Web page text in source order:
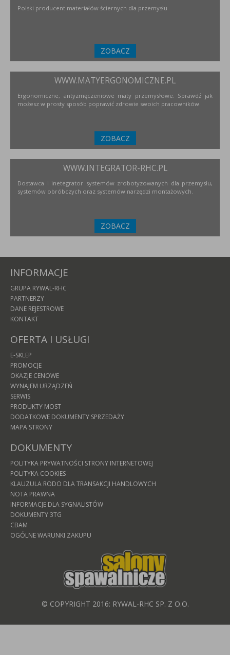
Polski producent materiałów ściernych dla przemysłu
ZOBACZ
WWW.MATYERGONOMICZNE.PL
Ergonomiczne, antyzmęczeniowe maty przemysłowe. Sprawdź jak
możesz w prosty sposób poprawić zdrowie swoich pracowników.
ZOBACZ
WWW.INTEGRATOR-RHC.PL
Dostawca i inetegrator systemów zrobotyzowanych dla przemysłu,
systemów obróbczych oraz systemów narzędzi montażowych.
ZOBACZ
INFORMACJE
GRUPA RYWAL-RHC
PARTNERZY
DANE REJESTROWE
KONTAKT
OFERTA I USŁUGI
E-SKLEP
PROMOCJE
OKAZJE CENOWE
WYNAJEM URZĄDZEŃ
SERWIS
PRODUKTY MOST
DODATKOWE DOKUMENTY SPRZEDAŻY
MAPA STRONY
DOKUMENTY
POLITYKA PRYWATNOŚCI STRONY INTERNETOWEJ
POLITYKA COOKIES
KLAUZULA RODO DLA TRANSAKCJI HANDLOWYCH
NOTA PRAWNA
INFORMACJE DLA SYGNALISTÓW
DOKUMENTY 3TG
CBAM
OGÓLNE WARUNKI ZAKUPU
© COPYRIGHT 2016: RYWAL-RHC SP. Z O.O.